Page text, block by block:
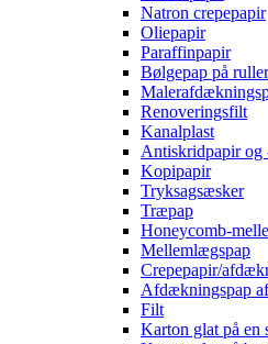
Natron crepepapir
Oliepapir
Paraffinpapir
Bølgepap på ruller
Renoveringsfilt
Kanalplast
Antiskridpapir og
Kopipapir
Tryksagsæsker
Træpap
Honeycomb-
Mellemlægspap
Crepepapir/
Afdækningspap
Filt
Karton glat på en